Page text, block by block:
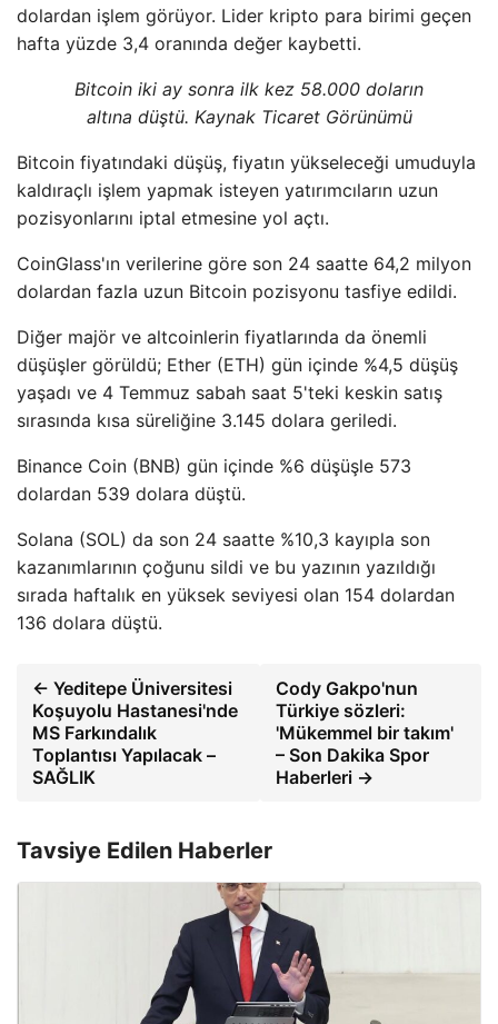
dolardan işlem görüyor. Lider kripto para birimi geçen
hafta yüzde 3,4 oranında değer kaybetti.
Bitcoin iki ay sonra ilk kez 58.000 doların
altına düştü. Kaynak Ticaret Görünümü
Bitcoin fiyatındaki düşüş, fiyatın yükseleceği umuduyla
kaldıraçlı işlem yapmak isteyen yatırımcıların uzun
pozisyonlarını iptal etmesine yol açtı.
CoinGlass'ın verilerine göre son 24 saatte 64,2 milyon
dolardan fazla uzun Bitcoin pozisyonu tasfiye edildi.
Diğer majör ve altcoinlerin fiyatlarında da önemli
düşüşler görüldü; Ether (ETH) gün içinde %4,5 düşüş
yaşadı ve 4 Temmuz sabah saat 5'teki keskin satış
sırasında kısa süreliğine 3.145 dolara geriledi.
Binance Coin (BNB) gün içinde %6 düşüşle 573
dolardan 539 dolara düştü.
Solana (SOL) da son 24 saatte %10,3 kayıpla son
kazanımlarının çoğunu sildi ve bu yazının yazıldığı
sırada haftalık en yüksek seviyesi olan 154 dolardan
136 dolara düştü.
← Yeditepe Üniversitesi
Koşuyolu Hastanesi'nde
MS Farkındalık
Toplantısı Yapılacak –
SAĞLIK
Cody Gakpo'nun
Türkiye sözleri:
'Mükemmel bir takım'
– Son Dakika Spor
Haberleri →
Tavsiye Edilen Haberler